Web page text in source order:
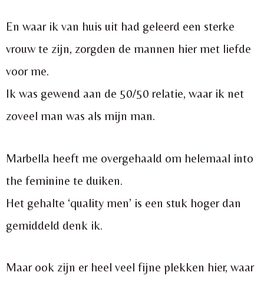
En waar ik van huis uit had geleerd een sterke
vrouw te zijn, zorgden de mannen hier met liefde
voor me.
Ik was gewend aan de 50/50 relatie, waar ik net
zoveel man was als mijn man.
Marbella heeft me overgehaald om helemaal into
the feminine te duiken.
Het gehalte ‘quality men’ is een stuk hoger dan
gemiddeld denk ik.
Maar ook zijn er heel veel fijne plekken hier, waar